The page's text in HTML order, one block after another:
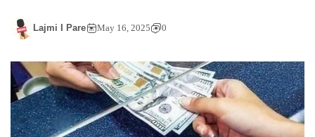
Lajmi I Pare May 16, 2025 0